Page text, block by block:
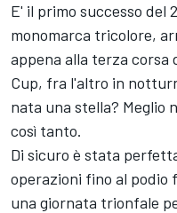
E' il primo successo del
monomarca tricolore,
appena alla terza corsa
Cup, fra l'altro in
nata una stella? Meglio
così tanto.
Di sicuro è stata
operazioni fino al podio
una giornata trionfale